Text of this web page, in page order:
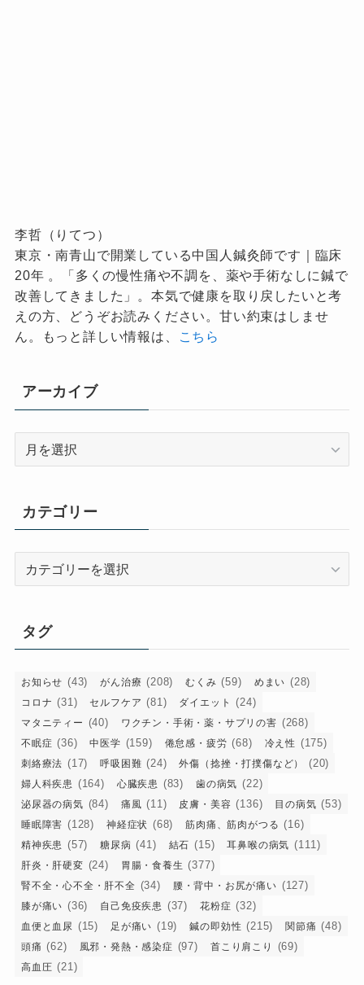
李哲（りてつ）
東京・南青山で開業している中国人鍼灸師です｜臨床
20年 。「多くの慢性痛や不調を、薬や手術なしに鍼で
改善してきました」。本気で健康を取り戻したいと考
えの方、どうぞお読みください。甘い約束はしませ
ん。もっと詳しい情報は、
こちら
アーカイブ
ブ
カテゴリー
ー
タグ
お知らせ (43) がん治療 (208) むくみ (59) めまい (28)
コロナ (31) セルフケア (81) ダイエット (24)
マタニティー (40) ワクチン・手術・薬・サプリの害 (268)
不眠症 (36) 中医学 (159) 倦怠感・疲労 (68) 冷え性 (175)
刺絡療法 (17) 呼吸困難 (24) 外傷（捻挫・打撲傷など） (20)
婦人科疾患 (164) 心臓疾患 (83) 歯の病気 (22)
泌尿器の病気 (84) 痛風 (11) 皮膚・美容 (136) 目の病気 (53)
睡眠障害 (128) 神経症状 (68) 筋肉痛、筋肉がつる (16)
精神疾患 (57) 糖尿病 (41) 結石 (15) 耳鼻喉の病気 (111)
肝炎・肝硬変 (24) 胃腸・食養生 (377)
腎不全・心不全・肝不全 (34) 腰・背中・お尻が痛い (127)
膝が痛い (36) 自己免疫疾患 (37) 花粉症 (32)
血便と血尿 (15) 足が痛い (19) 鍼の即効性 (215) 関節痛 (48)
頭痛 (62) 風邪・発熱・感染症 (97) 首こり肩こり (69)
高血圧 (21)